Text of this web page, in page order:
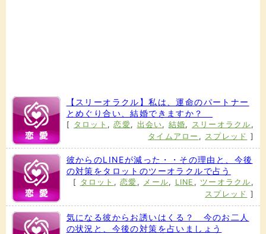
【スリーオラクル】私は、運命のパートナー
とめぐり合い、結婚できますか？
[ タロット ,恋愛, 出会い, 結婚, スリーオラクル ,
タイムアロー , スプレッド ]
彼からのLINEが減った・・その理由と、今後
の対策をタロットのツーオラクルで占う
[ タロット ,恋愛 , メール, LINE , ツーオラクル ,
スプレッド ]
気になる彼からお誘いはくる？ 今のお二人
の状況と、今後の対策を占いましょう